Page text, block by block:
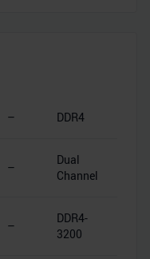
– DDR4
–
Dual
Channel
–
DDR4-
3200